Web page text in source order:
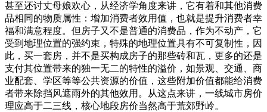
甚至还讨丈母娘欢心，从经济学角度来讲，它有着和其他消费
品相同的物质属性：增加消费者效用值，也就是提升消费者幸
福和满意程度。但房子又不是普通的消费品，作为不动产，它
受到地理位置的强约束，特殊的地理位置具有不可复制性，因
此，买一套房，并不是买构成房子的那些砖和瓦，更多的还是
支付其位置带来的独一无二的特性的溢价，如景观、交通、商
业配套、学区等等公共资源的价值，这些附加价值都能给消费
者带来除挡风遮雨外的其他效用。从这点来讲，一线城市房价
理应高于二三线，核心地段房价当然高于荒郊野岭。